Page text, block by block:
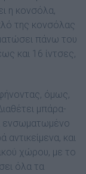
η κονσόλα,
της κονσόλας
πάνω του
και 16 ίντσες,
όµως,
µπάρα-
ενσωµατωµένο
αντικείµενα, και
χώρου, µε το
όλα τα